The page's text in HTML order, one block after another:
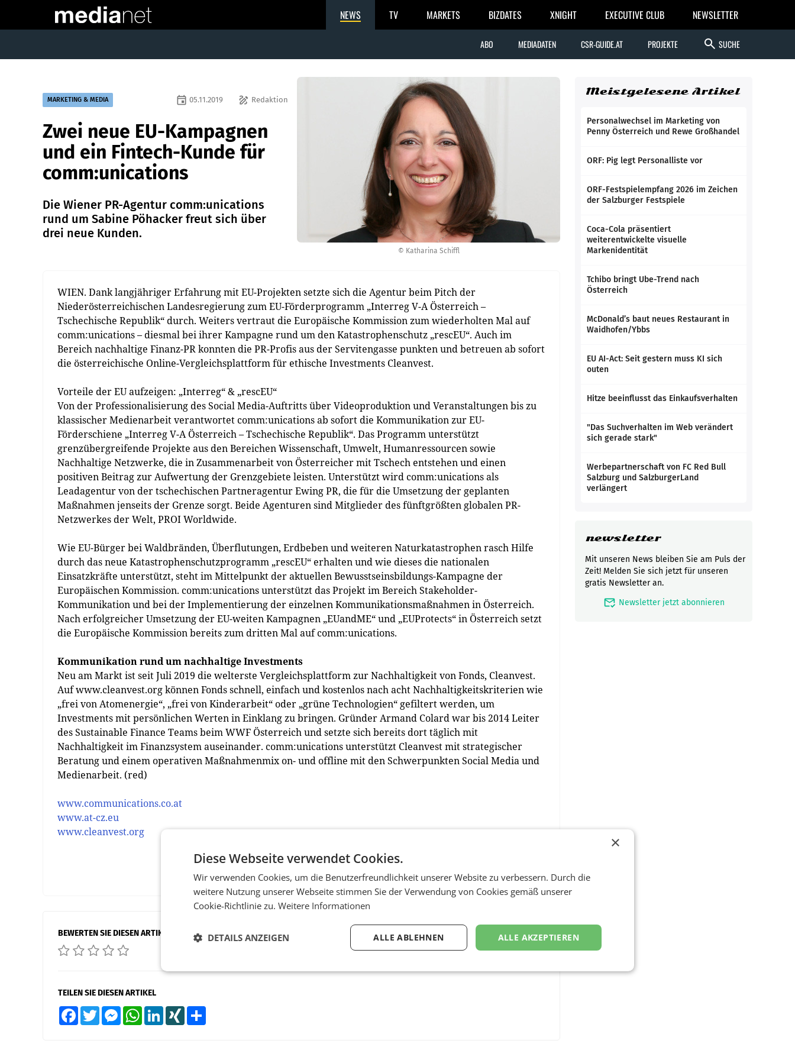
NEWS TV MARKETS BIZDATES XNIGHT EXECUTIVE CLUB NEWSLETTER
ABO MEDIADATEN CSR-GUIDE.AT PROJEKTE search SUCHE
© Katharina Schiffl
MARKETING & MEDIA draw Redaktion
event 05.11.2019
Zwei neue EU-Kampagnen
und ein Fintech-Kunde für
comm:unications
Die Wiener PR-Agentur comm:unications
rund um Sabine Pöhacker freut sich über
drei neue Kunden.
WIEN. Dank langjähriger Erfahrung mit EU-Projekten setzte sich die Agentur beim Pitch der
Niederösterreichischen Landesregierung zum EU-Förderprogramm „Interreg V-A Österreich –
Tschechische Republik“ durch. Weiters vertraut die Europäische Kommission zum wiederholten Mal auf
comm:unications – diesmal bei ihrer Kampagne rund um den Katastrophenschutz „rescEU“. Auch im
Bereich nachhaltige Finanz-PR konnten die PR-Profis aus der Servitengasse punkten und betreuen ab sofort
die österreichische Online-Vergleichsplattform für ethische Investments Cleanvest.
Vorteile der EU aufzeigen: „Interreg“ & „rescEU“
Von der Professionalisierung des Social Media-Auftritts über Videoproduktion und Veranstaltungen bis zu
klassischer Medienarbeit verantwortet comm:unications ab sofort die Kommunikation zur EU-
Förderschiene „Interreg V-A Österreich – Tschechische Republik“. Das Programm unterstützt
grenzübergreifende Projekte aus den Bereichen Wissenschaft, Umwelt, Humanressourcen sowie
Nachhaltige Netzwerke, die in Zusammenarbeit von Österreicher mit Tschech entstehen und einen
positiven Beitrag zur Aufwertung der Grenzgebiete leisten. Unterstützt wird comm:unications als
Leadagentur von der tschechischen Partneragentur Ewing PR, die für die Umsetzung der geplanten
Maßnahmen jenseits der Grenze sorgt. Beide Agenturen sind Mitglieder des fünftgrößten globalen PR-
Netzwerkes der Welt, PROI Worldwide.
Wie EU-Bürger bei Waldbränden, Überflutungen, Erdbeben und weiteren Naturkatastrophen rasch Hilfe
durch das neue Katastrophenschutzprogramm „rescEU“ erhalten und wie dieses die nationalen
Einsatzkräfte unterstützt, steht im Mittelpunkt der aktuellen Bewusstseinsbildungs-Kampagne der
Europäischen Kommission. comm:unications unterstützt das Projekt im Bereich Stakeholder-
Kommunikation und bei der Implementierung der einzelnen Kommunikationsmaßnahmen in Österreich.
Nach erfolgreicher Umsetzung der EU-weiten Kampagnen „EUandME“ und „EUProtects“ in Österreich setzt
die Europäische Kommission bereits zum dritten Mal auf comm:unications.
Kommunikation rund um nachhaltige Investments
Neu am Markt ist seit Juli 2019 die welterste Vergleichsplattform zur Nachhaltigkeit von Fonds, Cleanvest.
Auf www.cleanvest.org können Fonds schnell, einfach und kostenlos nach acht Nachhaltigkeitskriterien wie
„frei von Atomenergie“, „frei von Kinderarbeit“ oder „grüne Technologien“ gefiltert werden, um
Investments mit persönlichen Werten in Einklang zu bringen. Gründer Armand Colard war bis 2014 Leiter
des Sustainable Finance Teams beim WWF Österreich und setzte sich bereits dort täglich mit
Nachhaltigkeit im Finanzsystem auseinander. comm:unications unterstützt Cleanvest mit strategischer
Beratung und einem operativen Maßnahmenmix on- und offline mit den Schwerpunkten Social Media und
Medienarbeit. (red)
www.communications.co.at
www.at-cz.eu
www.cleanvest.org
BEWERTEN SIE DIESEN ARTIKEL
TEILEN SIE DIESEN ARTIKEL
FacebookTwitter MessengerWhatsAppLinkedInXING
Meistgelesene Artikel
Personalwechsel im Marketing von
Penny Österreich und Rewe Großhandel
ORF: Pig legt Personalliste vor
ORF-Festspielempfang 2026 im Zeichen
der Salzburger Festspiele
Coca-Cola präsentiert
weiterentwickelte visuelle
Markenidentität
Tchibo bringt Ube-Trend nach
Österreich
McDonald’s baut neues Restaurant in
Waidhofen/Ybbs
EU AI-Act: Seit gestern muss KI sich
outen
Hitze beeinflusst das Einkaufsverhalten
"Das Suchverhalten im Web verändert
sich gerade stark"
Werbepartnerschaft von FC Red Bull
Salzburg und SalzburgerLand
verlängert
newsletter
Mit unseren News bleiben Sie am Puls der
Zeit! Melden Sie sich jetzt für unseren
gratis Newsletter an.
mark_email_read Newsletter jetzt abonnieren
×
Diese Webseite verwendet Cookies.
Wir verwenden Cookies, um die Benutzerfreundlichkeit unserer Website zu verbessern. Durch die
weitere Nutzung unserer Webseite stimmen Sie der Verwendung von Cookies gemäß unserer
Cookie-Richtlinie zu. Weitere Informationen
ALLE AKZEPTIEREN
ALLE ABLEHNEN
DETAILS ANZEIGEN